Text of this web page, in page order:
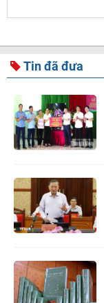
Tin đã đưa